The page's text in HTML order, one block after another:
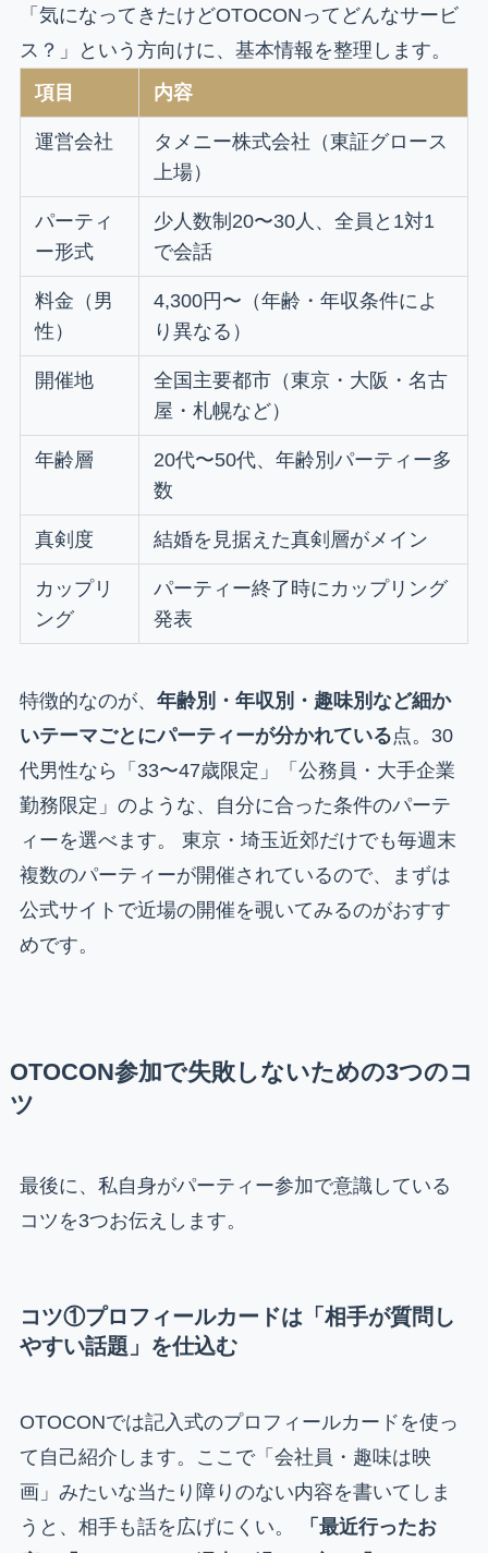
「気になってきたけどOTOCONってどんなサービ
ス？」という方向けに、基本情報を整理します。
項目
内容
運営会社
タメニー株式会社（東証グロース
上場）
パーティ
ー形式
少人数制20〜30人、全員と1対1
で会話
料金（男
性）
4,300円〜（年齢・年収条件によ
り異なる）
開催地
全国主要都市（東京・大阪・名古
屋・札幌など）
年齢層
20代〜50代、年齢別パーティー多
数
真剣度 結婚を見据えた真剣層がメイン
カップリ
ング
パーティー終了時にカップリング
発表
特徴的なのが、 年齢別・年収別・趣味別など細か
いテーマごとにパーティーが分かれている点。30
代男性なら「33〜47歳限定」「公務員・大手企業
勤務限定」のような、自分に合った条件のパーテ
ィーを選べます。 東京・埼玉近郊だけでも毎週末
複数のパーティーが開催されているので、まずは
公式サイトで近場の開催を覗いてみるのがおすす
めです。
OTOCON参加で失敗しないための3つのコ
ツ
最後に、私自身がパーティー参加で意識している
コツを3つお伝えします。
コツ①プロフィールカードは「相手が質問し
やすい話題」を仕込む
OTOCONでは記入式のプロフィールカードを使っ
て自己紹介します。ここで「会社員・趣味は映
画」みたいな当たり障りのない内容を書いてしま
うと、相手も話を広げにくい。
「最近行ったお